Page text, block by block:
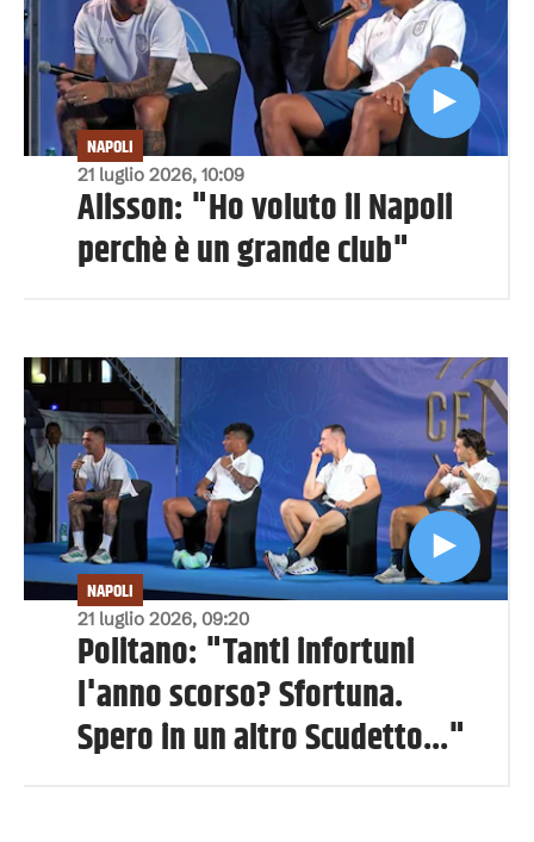
21 luglio 2026, 10:09
NAPOLI
Alisson: "Ho voluto il Napoli
perchè è un grande club"
21 luglio 2026, 09:20
NAPOLI
Politano: "Tanti infortuni
l'anno scorso? Sfortuna.
Spero in un altro Scudetto..."